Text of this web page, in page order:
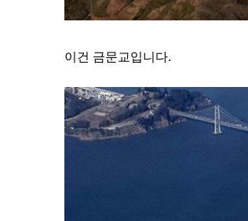
이건 금문교입니다.